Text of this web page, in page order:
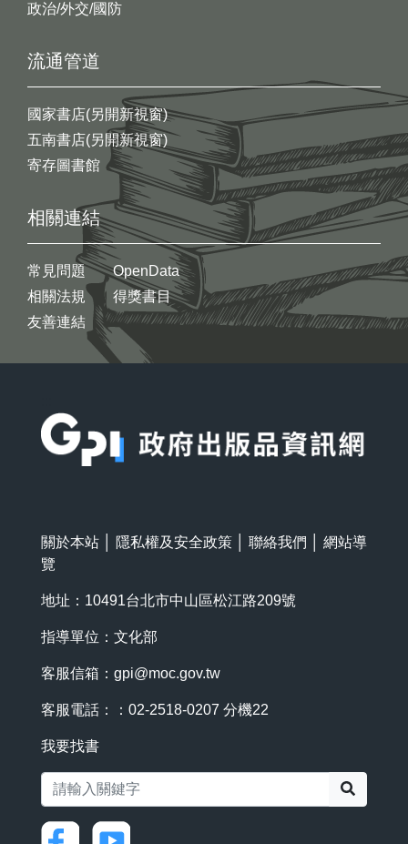
政治/外交/國防
流通管道
國家書店(另開新視窗)
五南書店(另開新視窗)
寄存圖書館
相關連結
常見問題
相關法規
友善連結
OpenData
得獎書目
關於本站 隱私權及安全政策 聯絡我們
網站導
覽
地址：10491台北市中山區松江路209號
指導單位：文化部
客服信箱： gpi@moc.gov.tw
客服電話：：02-2518-0207 分機22
我要找書